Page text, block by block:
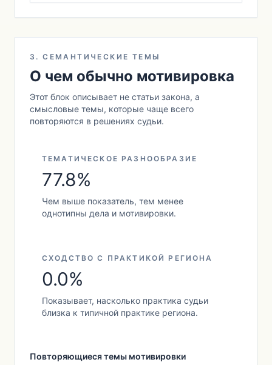
3. СЕМАНТИЧЕСКИЕ ТЕМЫ
О чем обычно мотивировка
Этот блок описывает не статьи закона, а
смысловые темы, которые чаще всего
повторяются в решениях судьи.
ТЕМАТИЧЕСКОЕ РАЗНООБРАЗИЕ
77.8%
Чем выше показатель, тем менее
однотипны дела и мотивировки.
СХОДСТВО С ПРАКТИКОЙ РЕГИОНА
0.0%
Показывает, насколько практика судьи
близка к типичной практике региона.
Повторяющиеся темы мотивировки